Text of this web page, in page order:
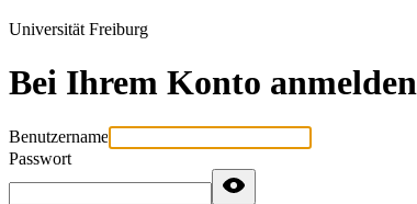
Universität Freiburg
Bei Ihrem Konto anmelden
Benutzername
Passwort